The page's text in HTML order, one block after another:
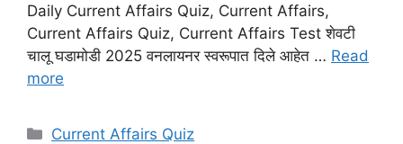
Daily Current Affairs Quiz, Current Affairs,
Current Affairs Quiz, Current Affairs Test शेवटी
चालू घडामोडी 2025 वनलायनर स्वरूपात दिले आहेत … Read
more
Categories
Current Affairs Quiz